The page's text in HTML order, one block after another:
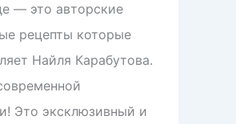
— это авторские
рецепты которые
Найля Карабутова.
Это эксклюзивный и